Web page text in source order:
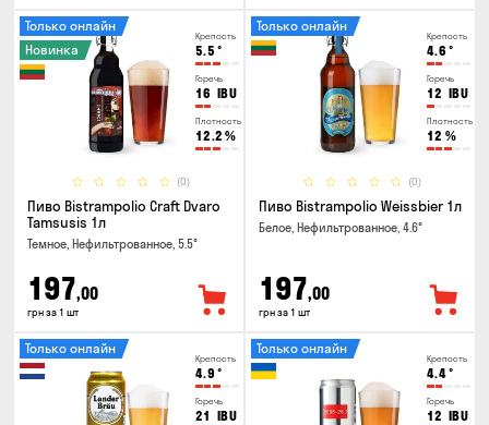
Крепость
5.5 °
Горечь
16 IBU
Плотность
12.2 %
(0)
Только онлайн
Новинка
Пиво Bistrampolio Craft Dvaro
Tamsusis 1л
Темное, Нефильтрованное, 5.5°
197,00
грн за 1 шт
Крепость
4.6 °
Горечь
12 IBU
Плотность
12 %
(0)
Только онлайн
Пиво Bistrampolio Weissbier 1л
Белое, Нефильтрованное, 4.6°
197,00
грн за 1 шт
Крепость
4.9 °
Горечь
21 IBU
Только онлайн
Крепость
4.4°
Горечь
12 IBU
Только онлайн